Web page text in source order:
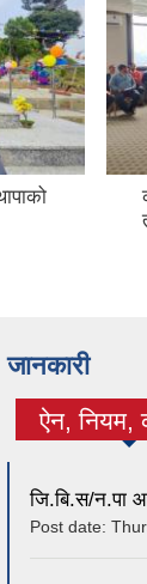
जानकारी
ऐन, नियम,
जि.बि.स/न.पा
Post date: